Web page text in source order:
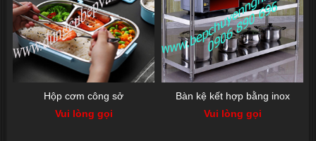
Hộp cơm công sở
Vui lòng gọi
Bàn kệ kết hợp bằng inox
Vui lòng gọi